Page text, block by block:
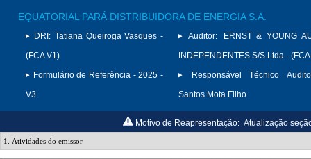
EQUATORIAL PARÁ DISTRIBUIDORA DE ENERGIA S.A.
DRI: Tatiana Queiroga Vasques -
(FCA V1)
Formulário de Referência - 2025 -
V3
Auditor:
ERNST & YOUNG
INDEPENDENTES S/S Ltda -
Responsável Técnico
Santos Mota Filho
Motivo de Reapresentação: Atualização